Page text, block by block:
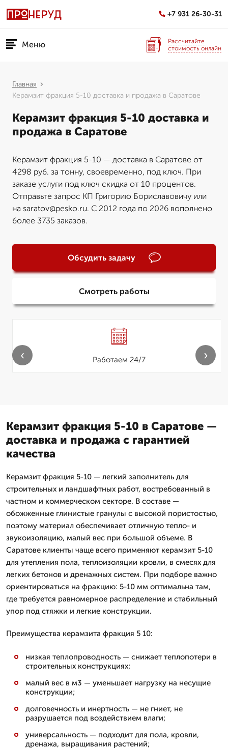
+7 931 26-30-31
Меню
Рассчитайте
стоимость онлайн
Главная
Керамзит фракция 5-10 доставка и продажа в Саратове
Керамзит фракция 5-10 доставка и
продажа в Саратове
Керамзит фракция 5-10 — доставка в Саратове от
4298 руб. за тонну, своевременно, под ключ. При
заказе услуги под ключ скидка от 10 процентов.
Отправьте запрос КП Григорию Бориславовичу или
на saratov@pesko.ru. С 2012 года по 2026 вополнено
более 3735 заказов.
Обсудить задачу
Смотреть работы
Работаем 24/7
‹ ›
Керамзит фракция 5-10 в Саратове —
доставка и продажа с гарантией
качества
Керамзит фракция 5-10 — легкий заполнитель для
строительных и ландшафтных работ, востребованный в
частном и коммерческом секторе. В составе —
обожженные глинистые гранулы с высокой пористостью,
поэтому материал обеспечивает отличную тепло- и
звукоизоляцию, малый вес при большой объеме. В
Саратове клиенты чаще всего применяют керамзит 5-10
для утепления пола, теплоизоляции кровли, в смесях для
легких бетонов и дренажных систем. При подборе важно
ориентироваться на фракцию: 5-10 мм оптимальна там,
где требуется равномерное распределение и стабильный
упор под стяжки и легкие конструкции.
Преимущества керамзита фракция 5 10:
низкая теплопроводность — снижает теплопотери в
строительных конструкциях;
малый вес в м3 — уменьшает нагрузку на несущие
конструкции;
долговечность и инертность — не гниет, не
разрушается под воздействием влаги;
универсальность — подходит для пола, кровли,
дренажа, выращивания растений;